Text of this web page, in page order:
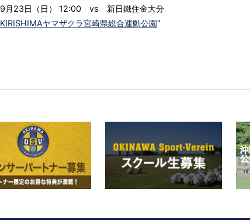
9月23日（日） 12:00 vs 新日鐵住金大分
KIRISHIMAヤマザクラ宮崎県総合運動公園"